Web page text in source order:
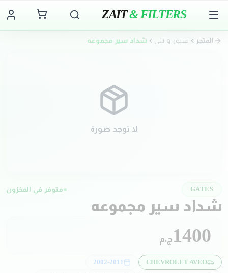
ZAIT& FILTERS
المتجر سيور و بلي شداد سير مجموعه
لا توجد صورة
GATES متوفر في المخزون
شداد سير مجموعه
1400 ج.م
CHEVROLET AVEO
2002-2011